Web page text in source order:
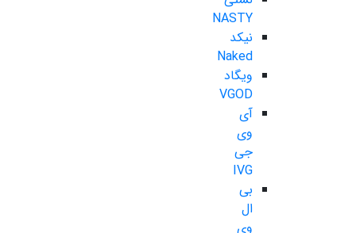
NASTY
نیکد
Naked
ویگاد
VGOD
آی
وی
جی
IVG
بی
ال
وی